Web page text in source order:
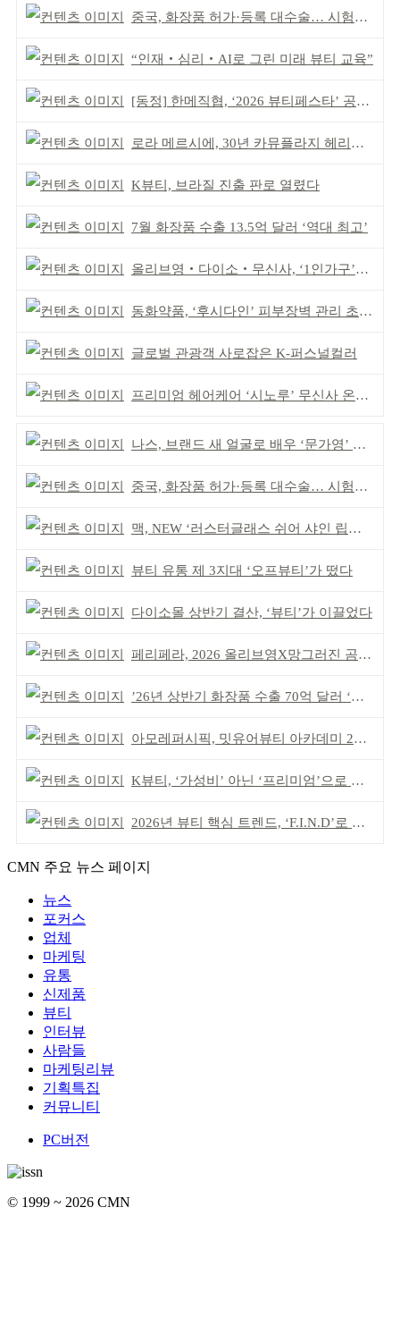
중국, 화장품 허가·등록 대수술… 시험자료 공용 허용
“인재‧심리‧AI로 그린 미래 뷰티 교육”
[동정] 한메직협, ‘2026 뷰티페스타’ 공동 주최
로라 메르시에, 30년 카뮤플라지 헤리티지 담아
K뷰티, 브라질 진출 판로 열렸다
7월 화장품 수출 13.5억 달러 ‘역대 최고’
올리브영‧다이소‧무신사, ‘1인가구’가 이끈다
동화약품, ‘후시다인’ 피부장벽 관리 초점 ‘리브랜딩’
글로벌 관광객 사로잡은 K-퍼스널컬러
프리미엄 헤어케어 ‘시노루’ 무신사 온라인 입점
나스, 브랜드 새 얼굴로 배우 ‘문가영’ 발탁
중국, 화장품 허가·등록 대수술… 시험자료 공용 허용
맥, NEW ‘러스터글래스 쉬어 샤인 립스틱’ 출시
뷰티 유통 제 3지대 ‘오프뷰티’가 떴다
다이소몰 상반기 결산, ‘뷰티’가 이끌었다
페리페라, 2026 올리브영X망그러진 곰 콜라보
’26년 상반기 화장품 수출 70억 달러 ‘역대 최고’
아모레퍼시픽, 밋유어뷰티 아카데미 2기 발대식
K뷰티, ‘가성비’ 아닌 ‘프리미엄’으로 승부걸어야
2026년 뷰티 핵심 트렌드, ‘F.I.N.D’로 읽는다
CMN 주요 뉴스 페이지
뉴스
포커스
업체
마케팅
유통
신제품
뷰티
인터뷰
사람들
마케팅리뷰
기획특집
커뮤니티
PC버전
© 1999 ~ 2026 CMN